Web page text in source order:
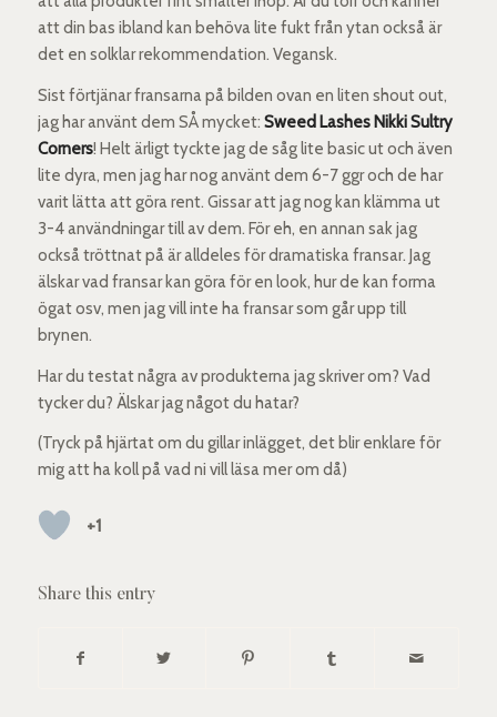
att din bas ibland kan behöva lite fukt från ytan också är
det en solklar rekommendation. Vegansk.
Sist förtjänar fransarna på bilden ovan en liten shout out,
jag har använt dem SÅ mycket: Sweed Lashes Nikki Sultry
Corners! Helt ärligt tyckte jag de såg lite basic ut och även
lite dyra, men jag har nog använt dem 6-7 ggr och de har
varit lätta att göra rent. Gissar att jag nog kan klämma ut
3-4 användningar till av dem. För eh, en annan sak jag
också tröttnat på är alldeles för dramatiska fransar. Jag
älskar vad fransar kan göra för en look, hur de kan forma
ögat osv, men jag vill inte ha fransar som går upp till
brynen.
Har du testat några av produkterna jag skriver om? Vad
tycker du? Älskar jag något du hatar?
(Tryck på hjärtat om du gillar inlägget, det blir enklare för
mig att ha koll på vad ni vill läsa mer om då)
+1
Share this entry